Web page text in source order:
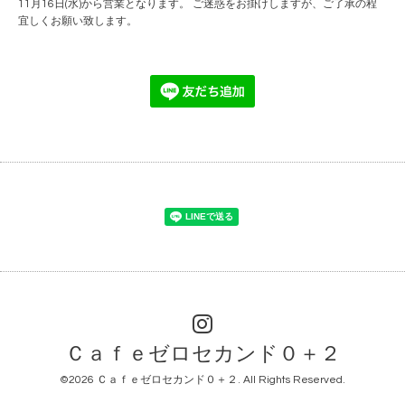
11月16日(水)から営業となります。 ご迷惑をお掛けしますが、ご了承の程
宜しくお願い致します。
Ｃａｆｅゼロセカンド０＋２
©2026 Ｃａｆｅゼロセカンド０＋２ . All Rights Reserved.